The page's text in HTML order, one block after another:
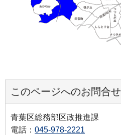
このページへのお問合せ
青葉区総務部区政推進課
電話： 045-978-2221